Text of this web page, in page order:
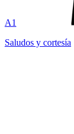
A1
Saludos y cortesía